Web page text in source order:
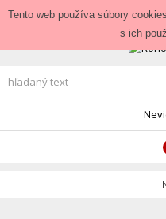
Tento web používa súbory
s ich